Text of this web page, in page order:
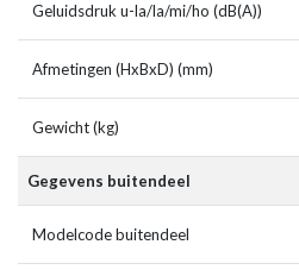
Geluidsdruk u-la/la/mi/ho (dB(A))
Afmetingen (HxBxD) (mm)
Gewicht (kg)
Gegevens buitendeel
Modelcode buitendeel